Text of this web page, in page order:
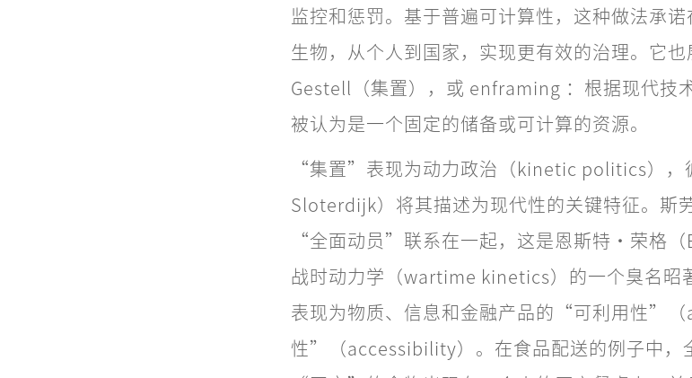
监控和惩罚。基于普遍可计算性，这种做法承
生物，从个人到国家，实现更有效的治理。它
Gestell（集置），或 enframing ：根据现代技
被认为是一个固定的储备或可计算的资源。
“集置”表现为动力政治（kinetic politics）
Sloterdijk）将其描述为现代性的关键特征。斯
“全面动员”联系在一起，这是恩斯特·荣格
战时动力学（wartime kinetics）的一个臭名昭
表现为物质、信息和金融产品的“可利用性”
性”（accessibility）。在食品配送的例子中，